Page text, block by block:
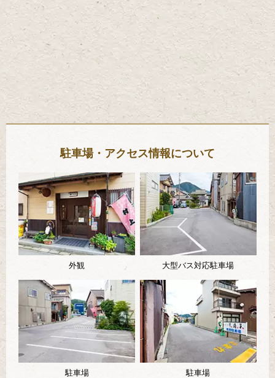
駐車場・アクセス情報について
外観 大型バス対応駐車場
駐車場 駐車場